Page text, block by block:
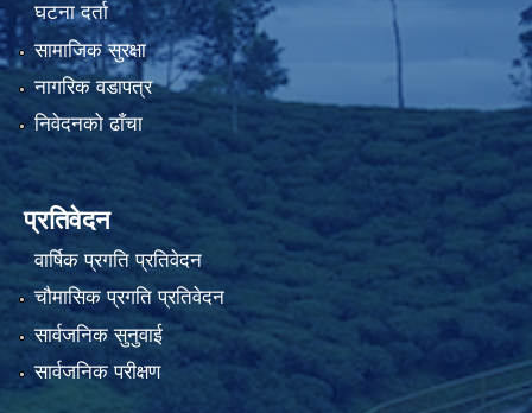
घटना दर्ता
सामाजिक सुरक्षा
नागरिक वडापत्र
निवेदनको ढाँचा
प्रतिवेदन
वार्षिक प्रगति प्रतिवेदन
चौमासिक प्रगति प्रतिवेदन
सार्वजनिक सुनुवाई
सार्वजनिक परीक्षण